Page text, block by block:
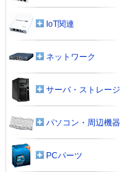
IoT関連
ネットワーク
サーバ・ストレージ
パソコン・周辺機器
PCパーツ